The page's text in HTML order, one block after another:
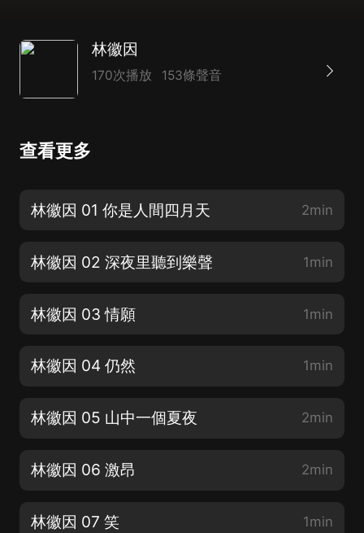
林徽因
170次播放 153條聲音
查看更多
林徽因 01 你是人間四月天 2min
林徽因 02 深夜里聽到樂聲 1min
林徽因 03 情願 1min
林徽因 04 仍然 1min
林徽因 05 山中一個夏夜 2min
林徽因 06 激昂 2min
林徽因 07 笑 1min